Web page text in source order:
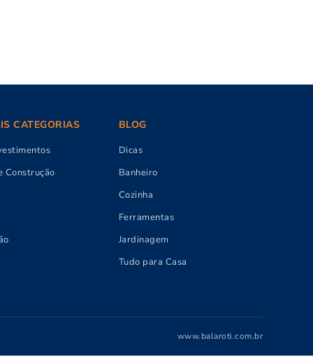
CATEGORIAS
Construção
BLOG
Dicas
Banheiro
Cozinha
Ferramentas
Jardinagem
Tudo para Casa
www.balaroti.com.br